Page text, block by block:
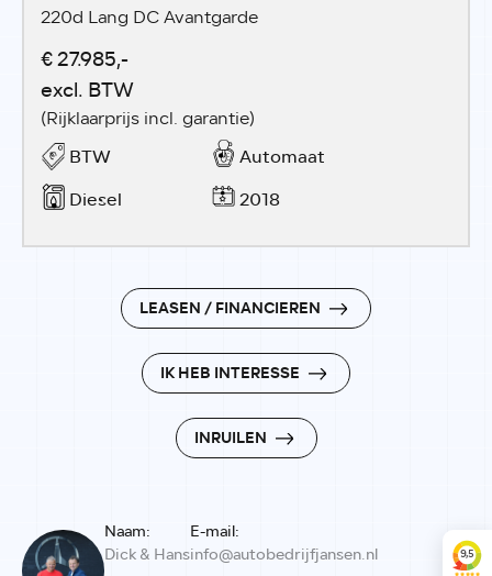
220d Lang DC Avantgarde
€ 27.985,-
excl. BTW
(Rijklaarprijs incl. garantie)
BTW
Automaat
Diesel
2018
LEASEN / FINANCIEREN
IK HEB INTERESSE
INRUILEN
Naam:
Dick & Hans
E-mail:
info@autobedrijfjansen.nl